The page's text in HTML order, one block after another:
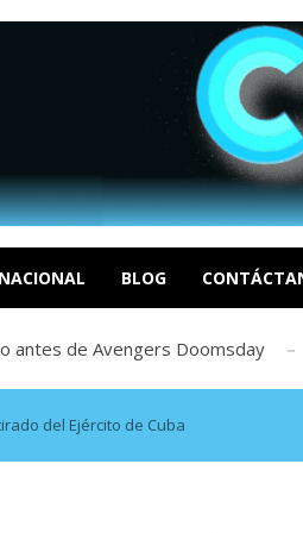
BLOG
jubilado (+Video)
por EE.UU. debe producir un
a las Farc y al Clan del Golfo...
antes de Avengers Doomsday
Incluirá escenas musicales inédi...
jubilado (+Video)
por EE.UU. debe producir un
a las Farc y al Clan del Golfo...
de Avengers Doomsday
del Ejército de Cuba